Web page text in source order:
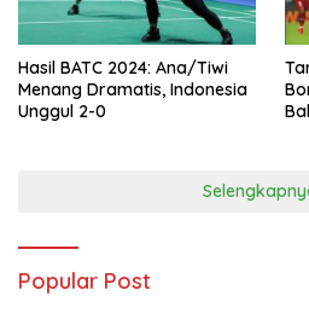
Hasil BATC 2024: Ana/Tiwi
Menang Dramatis, Indonesia
Unggul 2-0
Popular Post